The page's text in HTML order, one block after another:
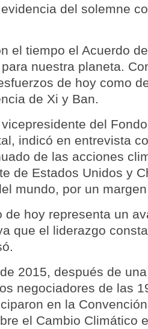
del solemne
el tiempo el Acuerdo
nuestra planeta.
de hoy como
de Xi y Ban.
del
indicó en entrevista
de las acciones
de Estados Unidos y
mundo, por un
de hoy representa un
que el liderazgo
2015, después de
negociadores de las
en la
el Cambio Climático